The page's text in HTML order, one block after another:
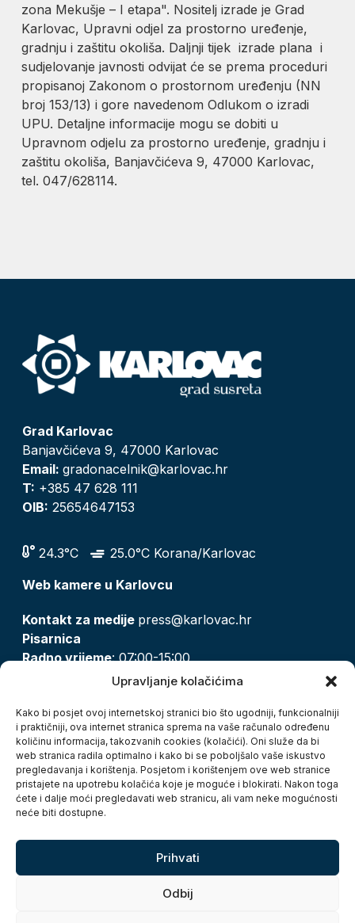
Upravljanje kolačićima
Kako bi posjet ovoj internetskoj stranici bio što ugodniji, funkcionalniji
i praktičniji, ova internet stranica sprema na vaše računalo određenu
količinu informacija, takozvanih cookies (kolačići). Oni služe da bi
web stranica radila optimalno i kako bi se poboljšalo vaše iskustvo
pregledavanja i korištenja. Posjetom i korištenjem ove web stranice
pristajete na upotrebu kolačića koje je moguće i blokirati. Nakon toga
ćete i dalje moći pregledavati web stranicu, ali vam neke mogućnosti
neće biti dostupne.
Prihvati
Odbij
zona Mekušje – I etapa". Nositelj izrade je Grad
Karlovac, Upravni odjel za prostorno uređenje,
gradnju i zaštitu okoliša. Daljnji tijek izrade plana i
sudjelovanje javnosti odvijat će se prema proceduri
propisanoj Zakonom o prostornom uređenju (NN
broj 153/13) i gore navedenom Odlukom o izradi
UPU. Detaljne informacije mogu se dobiti u
Upravnom odjelu za prostorno uređenje, gradnju i
zaštitu okoliša, Banjavčićeva 9, 47000 Karlovac,
tel. 047/628114.
Grad Karlovac
Banjavčićeva 9, 47000 Karlovac
Email: gradonacelnik@karlovac.hr
T: +385 47 628 111
OIB: 25654647153
24.3°C
25.0°C Korana/Karlovac
Web kamere u Karlovcu
Kontakt za medije press@karlovac.hr
Pisarnica
Radno vrijeme: 07:00-15:00
pisarnica@karlovac.hr
Zaštita osobnih podataka
Pristup informacijama
Kolačići
Izjava o pristupačnosti
Turistička zajednica grada Karlovca